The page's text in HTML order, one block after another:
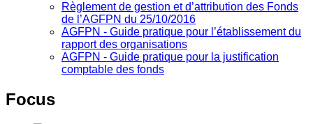
Règlement de gestion et d’attribution des Fonds
de l’AGFPN du 25/10/2016
AGFPN ‐ Guide pratique pour l’établissement du
rapport des organisations
AGFPN ‐ Guide pratique pour la justification
comptable des fonds
Focus